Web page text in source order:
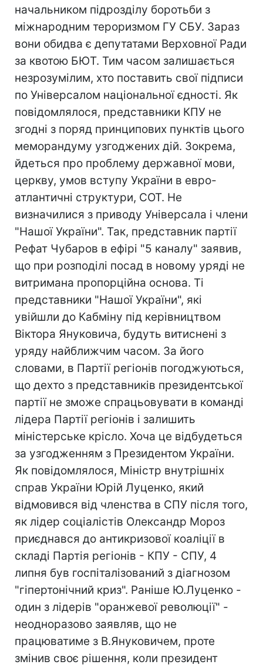
начальником підрозділу боротьби з
міжнародним тероризмом ГУ СБУ. Зараз
вони обидва є депутатами Верховної Ради
за квотою БЮТ. Тим часом залишається
незрозумілим, хто поставить свої підписи
по Універсалом національної єдності. Як
повідомлялося, представники КПУ не
згодні з поряд принципових пунктів цього
меморандуму узгоджених дій. Зокрема,
йдеться про проблему державної мови,
церкву, умов вступу України в евро-
атлантичні структури, СОТ. Не
визначилися з приводу Універсала і члени
"Нашої України". Так, представник партії
Рефат Чубаров в ефірі "5 каналу" заявив,
що при розподілі посад в новому уряді не
витримана пропорційна основа. Ті
представники "Нашої України", які
увійшли до Кабміну під керівництвом
Віктора Януковича, будуть витиснені з
уряду найближчим часом. За його
словами, в Партії регіонів погоджуються,
що дехто з представників президентської
партії не зможе спрацьовувати в команді
лідера Партії регіонів і залишить
міністерське крісло. Хоча це відбудеться
за узгодженням з Президентом України.
Як повідомлялося, Міністр внутрішніх
справ України Юрій Луценко, який
відмовився від членства в СПУ після того,
як лідер соціалістів Олександр Мороз
приєднався до антикризової коаліції в
складі Партія регіонів - КПУ - СПУ, 4
липня був госпіталізований з діагнозом
"гіпертонічний криз". Раніше Ю.Луценко -
один з лідерів "оранжевої революції" -
неодноразово заявляв, що не
працюватиме з В.Януковичем, проте
змінив своє рішення, коли президент